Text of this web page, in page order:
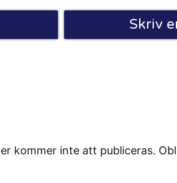
Skriv
kommer inte att publiceras.